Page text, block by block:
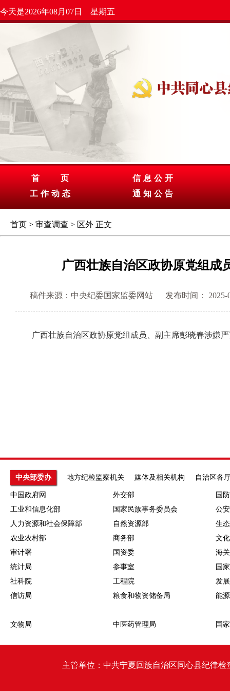
今天是2026年08月07日 星期五
首 页
工作动态
信息公开
通知公告
首页 > 审查调查 > 区外 正文
广西壮族自治区政协原党组成
稿件来源：中央纪委国家监委网站 发布时间： 2025-
广西壮族自治区政协原党组成员、副主席彭晓春涉嫌严
中央部委办 地方纪检监察机关 媒体及相关机构 自治区各
中国政府网 外交部
国
工业和信息化部
国家民族事务委员会
公
人力资源和社会保障部
自然资源部
生
农业农村部
商务部
文
审计署
国资委
海
统计局
参事室
国
社科院
工程院
发
信访局
粮食和物资储备局 能
文物局 中医药管理局 国
主管单位：中共宁夏回族自治区同心县纪律检